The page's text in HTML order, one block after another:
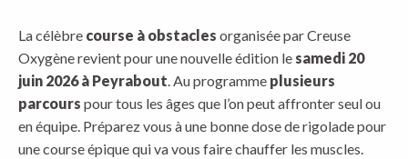
La célèbre course à obstacles organisée par Creuse
Oxygène revient pour une nouvelle édition le samedi 20
juin 2026 à Peyrabout. Au programme plusieurs
parcours pour tous les âges que l’on peut affronter seul ou
en équipe. Préparez vous à une bonne dose de rigolade pour
une course épique qui va vous faire chauffer les muscles.